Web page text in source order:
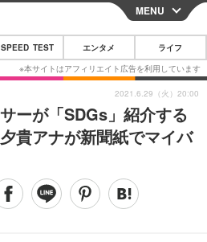
CLOSE
スマートフォン
その他
映画・ドラマ
MENU
SPEED TEST エンタメ ライフ
ーが「SDGs」紹介する
貴アナが新聞紙でマイバ
2021.6.29（火）20:00